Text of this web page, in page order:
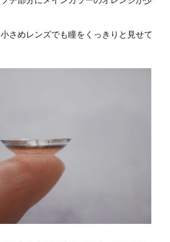
さめレンズでも瞳をくっきりと見せて